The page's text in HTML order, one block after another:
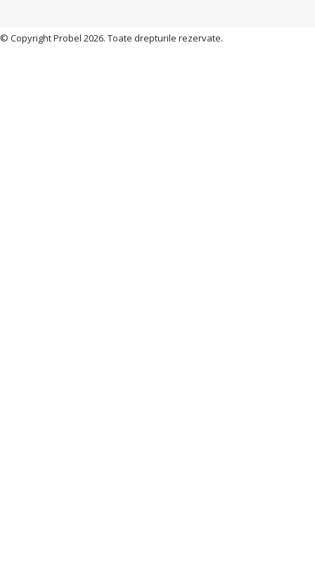
© Copyright Probel 2026. Toate drepturile rezervate.